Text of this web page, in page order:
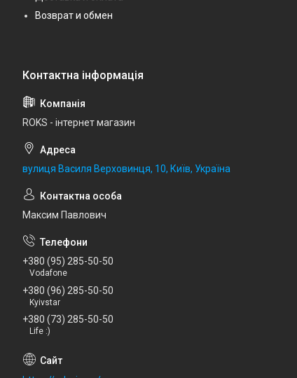
Возврат и обмен
ROKS - інтернет магазин
вулиця Василя Верховинця, 10, Київ, Україна
Максим Павлович
+380 (95) 285-50-50
Vodafone
+380 (96) 285-50-50
Kyivstar
+380 (73) 285-50-50
Life :)